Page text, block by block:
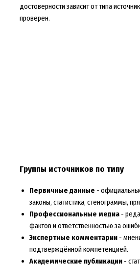
достоверности зависит от типа
проверен.
Группы источников по типу
Первичные данные -
законы, статистика, стенограммы,
Профессиональные медиа-
фактов и ответственностью за
Экспертные комментарии-
подтверждённой компетенцией.
Академические публикации-